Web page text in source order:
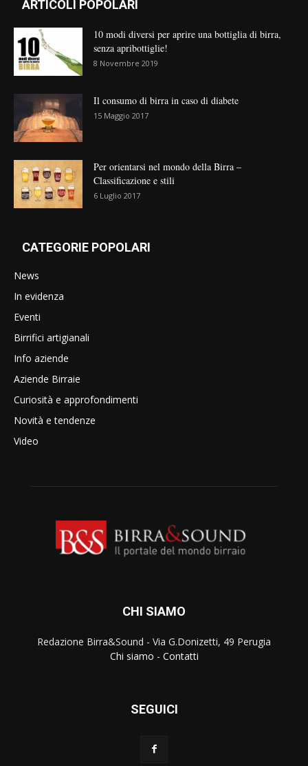
ARTICOLI POPOLARI
10 modi diversi per aprire una bottiglia di birra,
senza apribottiglie!
8 Novembre 2019
Il consumo di birra in caso di diabete
15 Maggio 2017
Per orientarsi nel mondo della Birra –
Classificazione e stili
6 Luglio 2017
CATEGORIE POPOLARI
News
In evidenza
Eventi
Birrifici artigianali
Info aziende
Aziende Birraie
Curiosità e approfondimenti
Novità e tendenze
Video
CHI SIAMO
Redazione Birra&Sound - Via G.Donizetti, 49 Perugia
Chi siamo - Contatti
SEGUICI